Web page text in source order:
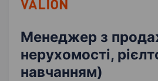
Менеджер з
нерухомості,
навчанням)